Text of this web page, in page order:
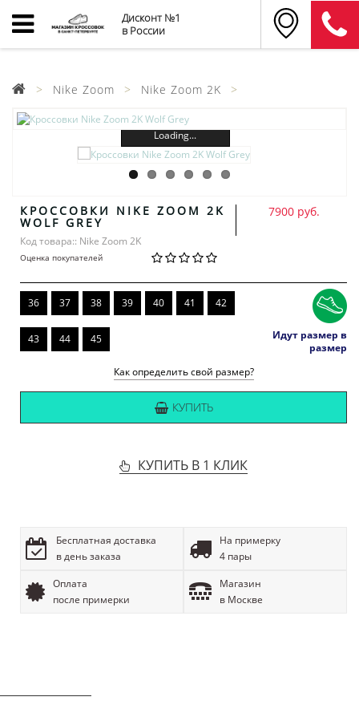
Дисконт №1
в России
Nike Zoom Nike Zoom 2K
Loading...
КРОССОВКИ NIKE ZOOM 2K
WOLF GREY
Код товара:: Nike Zoom 2K
Оценка покупателей
7900 руб.
36 37 38 39 40 41 42
43 44 45
Идут размер в
размер
Как определить свой размер?
КУПИТЬ
КУПИТЬ В 1 КЛИК
Бесплатная доставка
в день заказа
На примерку
4 пары
Оплата
после примерки
Магазин
в Москве